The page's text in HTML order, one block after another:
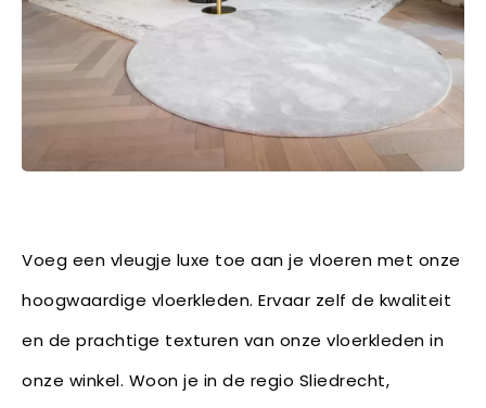
Voeg een vleugje luxe toe aan je vloeren met onze
hoogwaardige vloerkleden. Ervaar zelf de kwaliteit
en de prachtige texturen van onze vloerkleden in
onze winkel. Woon je in de regio Sliedrecht,